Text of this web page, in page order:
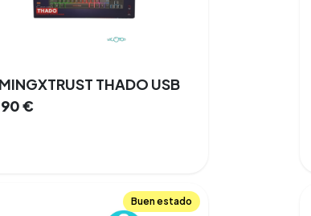
THADO USB
€
Buen estado